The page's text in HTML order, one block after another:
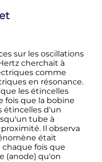
sur les oscillations
cherchait à
comme
en résonance.
les étincelles
fois que la bobine
étincelles d'un
tube à
Il observa
était
fois que
(anode) qu'on